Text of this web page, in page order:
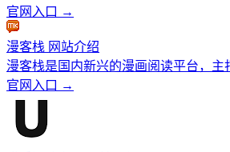
官网入口 →
漫客栈 网站介绍
漫客栈是国内新兴的漫画阅读平台，
官网入口 →